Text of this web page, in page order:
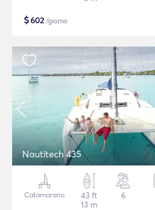
$602/giorno
Nautitech 435
Catamarano
43 ft
13 m
6